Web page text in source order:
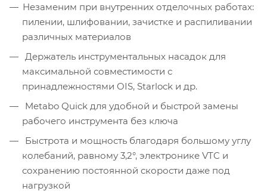
Незаменим при внутренних отделочных работах:
пилении, шлифовании, зачистке и распиливании
различных материалов
Держатель инструментальных насадок для
максимальной совместимости с
принадлежностями OIS, Starlock и др.
Metabo Quick для удобной и быстрой замены
рабочего инструмента без ключа
Быстрота и мощность благодаря большому углу
колебаний, равному 3,2°, электронике VTC и
сохранению постоянной скорости даже под
нагрузкой